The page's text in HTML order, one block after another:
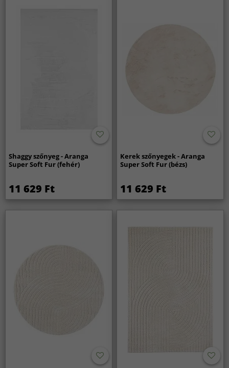
Shaggy szőnyeg - Aranga
Super Soft Fur (fehér)
11 629 Ft
Kerek szőnyegek - Aranga
Super Soft Fur (bézs)
11 629 Ft